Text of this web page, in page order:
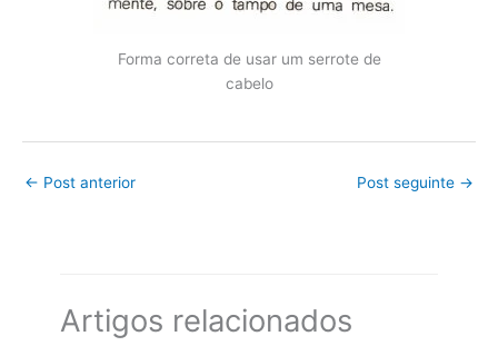
Forma correta de usar um serrote de
cabelo
← Post anterior Post seguinte →
Artigos relacionados